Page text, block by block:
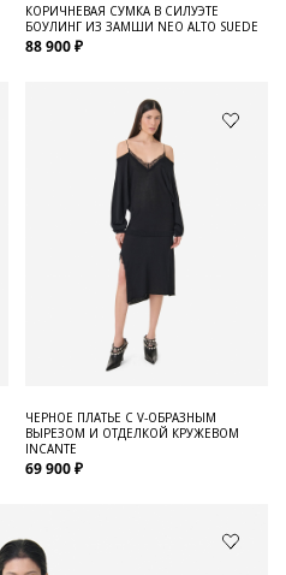
КОРИЧНЕВАЯ СУМКА В СИЛУЭТЕ
БОУЛИНГ ИЗ ЗАМШИ NEO ALTO SUEDE
88 900 ₽
ЧЕРНОЕ ПЛАТЬЕ С V-ОБРАЗНЫМ
ВЫРЕЗОМ И ОТДЕЛКОЙ КРУЖЕВОМ
INCANTE
69 900 ₽